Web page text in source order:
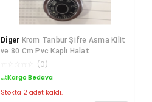
Diger Krom Tanbur Şifre Asma Kilit
ve 80 Cm Pvc Kaplı Halat
(0)
Kargo Bedava
Stokta 2 adet kaldı.